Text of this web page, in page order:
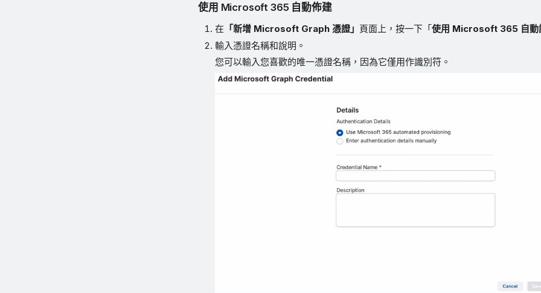
使用 Microsoft 365 自動佈建
在 「新增 Microsoft Graph 憑證」 頁面上，按一下「使用 Microsoft 365 自動
輸入憑證名稱和說明。
您可以輸入您喜歡的唯一憑證名稱，因為它僅用作識別符。